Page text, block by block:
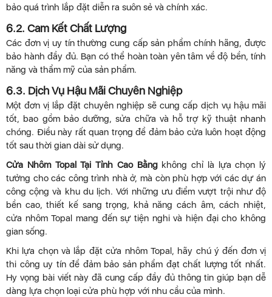
bảo quá trình lắp đặt diễn ra suôn sẻ và chính xác.
6.2. Cam Kết Chất Lượng
Các đơn vị uy tín thường cung cấp sản phẩm chính hãng, được
bảo hành đầy đủ. Bạn có thể hoàn toàn yên tâm về độ bền, tính
năng và thẩm mỹ của sản phẩm.
6.3. Dịch Vụ Hậu Mãi Chuyên Nghiệp
Một đơn vị lắp đặt chuyên nghiệp sẽ cung cấp dịch vụ hậu mãi
tốt, bao gồm bảo dưỡng, sửa chữa và hỗ trợ kỹ thuật nhanh
chóng. Điều này rất quan trọng để đảm bảo cửa luôn hoạt động
tốt sau thời gian dài sử dụng.
Cửa Nhôm Topal Tại Tỉnh Cao Bằngkhông chỉ là lựa chọn lý
tưởng cho các công trình nhà ở, mà còn phù hợp với các dự án
công cộng và khu du lịch. Với những ưu điểm vượt trội như độ
bền cao, thiết kế sang trọng, khả năng cách âm, cách nhiệt,
cửa nhôm Topal mang đến sự tiện nghi và hiện đại cho không
gian sống.
Khi lựa chọn và lắp đặt cửa nhôm Topal, hãy chú ý đến đơn vị
thi công uy tín để đảm bảo sản phẩm đạt chất lượng tốt nhất.
Hy vọng bài viết này đã cung cấp đầy đủ thông tin giúp bạn dễ
dàng lựa chọn loại cửa phù hợp với nhu cầu của mình.